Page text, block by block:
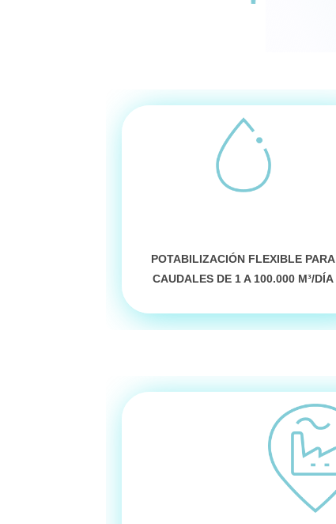
POTABILIZACIÓN FLEXIBLE PARA
CAUDALES DE 1 A 100.000 M³/DÍA